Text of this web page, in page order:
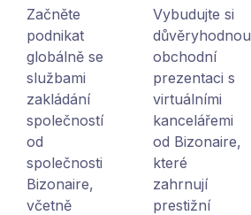
Začněte
podnikat
globálně se
službami
zakládání
společností
od
společnosti
Bizonaire,
včetně
Vybudujte si
důvěryhodnou
obchodní
prezentaci s
virtuálními
kancelářemi
od Bizonaire,
které
zahrnují
prestižní